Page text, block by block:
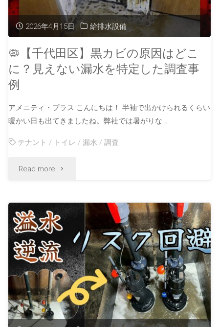
2026年4月15日 給排水設備
🦠【千代田区】黒カビの原因はどこ
に？見えない漏水を特定した調査事
例
アメニティ・プラス こんにちは！ 半袖で出かけられるくらい
暖かい日も出てきましたね。弊社では暑がりな …
テナント / トイレ /漏水 /調査
Read more